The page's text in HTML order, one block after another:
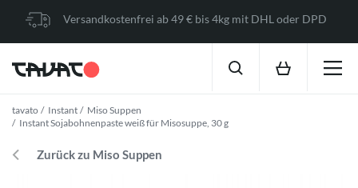
Versandkostenfrei ab 49 € bis 4kg mit DHL oder DPD
tavato Instant
Miso Suppen
Instant Sojabohnenpaste weiß für Misosuppe, 30 g
Zurück zu Miso Suppen